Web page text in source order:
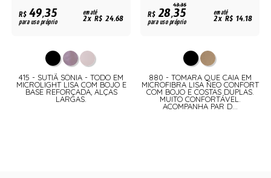
R$49,35
para uso próprio
em até
2x R$ 24,68
415 - SUTIÃ SÔNIA - TODO EM
MICROLIGHT LISA COM BOJO E
BASE REFORÇADA, ALÇAS
LARGAS.
43,35
R$28,35
para uso próprio
em até
2x R$ 14,18
880 - TOMARA QUE CAIA EM
MICROFIBRA LISA NEO CONFORT
COM BOJO E COSTAS DUPLAS.
MUITO CONFORTÁVEL.
ACOMPANHA PAR D...